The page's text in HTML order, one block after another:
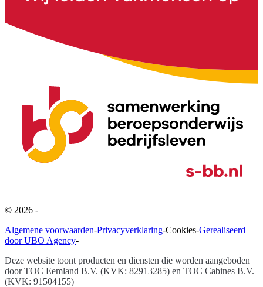
© 2026 -
Algemene voorwaarden-Privacyverklaring-Cookies-Gerealiseerd
door UBO Agency-
Deze website toont producten en diensten die worden aangeboden
doorTOC Eemland B.V. (KVK: 82913285) en TOC Cabines B.V.
(KVK: 91504155)